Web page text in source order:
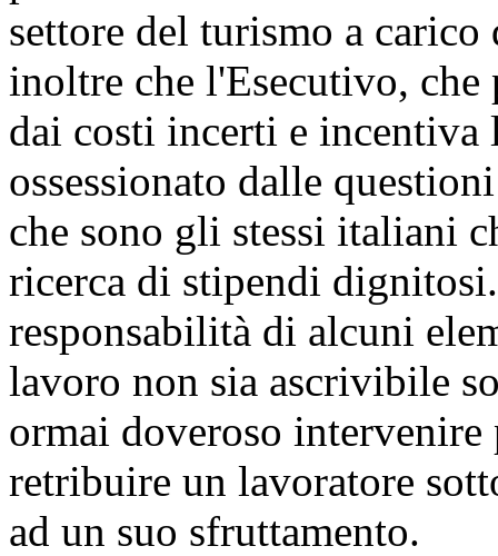
settore del turismo a
inoltre che l'Esecutivo, che
dai costi incerti e incentiva
ossessionato dalle
che sono gli stessi italiani
ricerca di stipendi
responsabilità di alcuni
lavoro non sia ascrivibile
ormai doveroso intervenire
retribuire un lavoratore
ad un suo sfruttamento.